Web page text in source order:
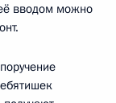
вводом можно